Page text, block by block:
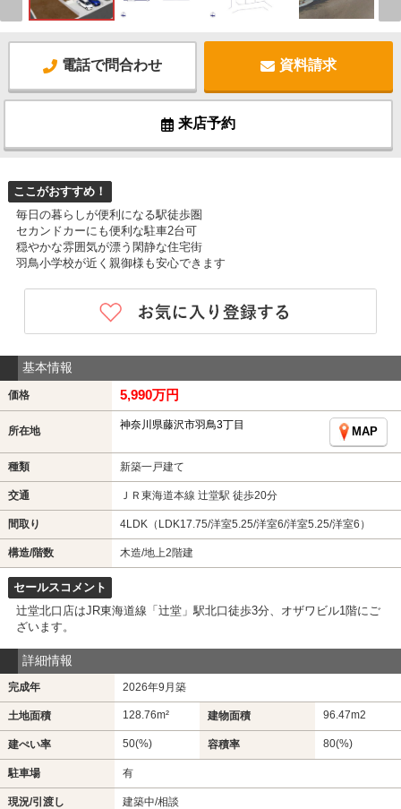
電話で問合わせ 資料請求
来店予約
ここがおすすめ！
毎日の暮らしが便利になる駅徒歩圏
セカンドカーにも便利な駐車2台可
穏やかな雰囲気が漂う閑静な住宅街
羽鳥小学校が近く親御様も安心できます
基本情報
価格 5,990万円
所在地 神奈川県藤沢市羽鳥3丁目
MAP
種類 新築一戸建て
交通 ＪＲ東海道本線 辻堂駅 徒歩20分
間取り 4LDK（LDK17.75/洋室5.25/洋室6/洋室5.25/洋室6）
構造/階数 木造/地上2階建
セールスコメント
辻堂北口店はJR東海道線「辻堂」駅北口徒歩3分、オザワビル1階にご
ざいます。
詳細情報
完成年 2026年9月築
土地面積 128.76m² 建物面積 96.47m2
建ぺい率 50(%) 容積率 80(%)
駐車場 有
現況/引渡し 建築中/相談